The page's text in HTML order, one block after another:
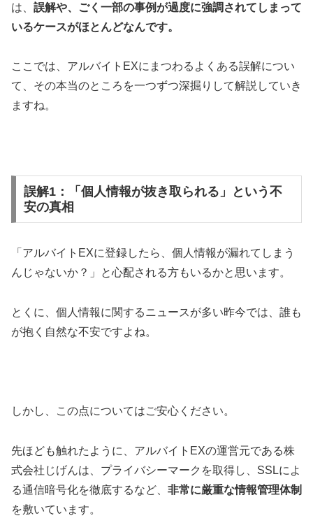
は、 誤解や、ごく一部の事例が過度に強調されてしまって
いるケースがほとんどなんです。
ここでは、アルバイトEXにまつわるよくある誤解につい
て、その本当のところを一つずつ深掘りして解説していき
ますね。
誤解1：「個人情報が抜き取られる」という不
安の真相
「アルバイトEXに登録したら、個人情報が漏れてしまう
んじゃないか？」と心配される方もいるかと思います。
とくに、個人情報に関するニュースが多い昨今では、誰も
が抱く自然な不安ですよね。
しかし、この点についてはご安心ください。
先ほども触れたように、アルバイトEXの運営元である株
式会社じげんは、プライバシーマークを取得し、SSLによ
る通信暗号化を徹底するなど、 非常に厳重な情報管理体制
を敷いています。